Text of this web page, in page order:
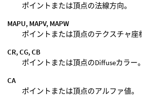
ポイントまたは頂点の法線方向。
MAPU, MAPV, MAPW
ポイントまたは頂点のテクスチャ座
CR, CG, CB
ポイントまたは頂点のDiffuseカラー。
CA
ポイントまたは頂点のアルファ値。